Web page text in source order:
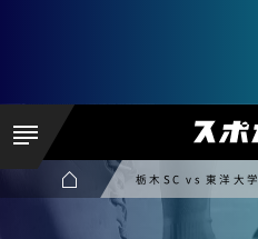
栃木SC vs 東洋大学